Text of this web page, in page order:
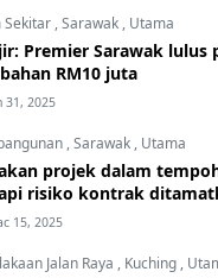
Sekitar ,Sarawak , Utama
Premier Sarawak lulus
RM10 juta
31, 2025
,Sarawak , Utama
projek dalam
risiko kontrak
15, 2025
Jalan Raya , Kuching ,